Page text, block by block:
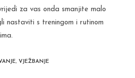
za vas onda smanjite malo
nastaviti s treningom i rutinom
, VJEŽBANJE